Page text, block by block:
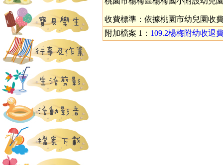
收費標準：依據桃園市幼兒園收
附加檔案 1： 109.2楊梅附幼收退